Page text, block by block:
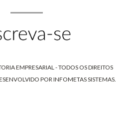
EMPRESARIAL - TODOS OS DIREITOS
PORINFOMETAS SISTEMAS.